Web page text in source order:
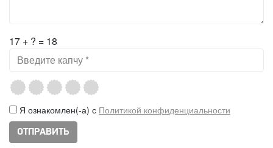
17 + ? = 18
Я ознакомлен(-а) с Политикой конфиденциальности